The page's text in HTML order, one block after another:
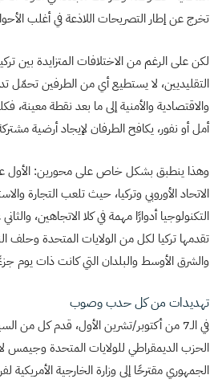
تخرج عن إطار التصريحات اللاذعة في أغلب
لكن على الرغم من الاختلافات المتزايدة بين
التقليديين، لا يستطيع أي من الطرفين تحمّل
والاقتصادية والأمنية إلى ما بعد نقطة معينة،
أمل أو نفور، يكافح الطرفان لإيجاد أرضية
وهذا ينطبق بشكل خاص على محورين: الأول
الاتحاد الأوروبي وتركيا، حيث تلعب التجارة
التكنولوجيا أدوارًا مهمة في كلا الاتجاهين،
تقدمها تركيا لكل من الولايات المتحدة وحلف
والشرق الأوسط والبلدان التي كانت ذات يوم
تهديدات من كل حدب وصوب
في الـ7 من أكتوبر/تشرين الأول، قدم كل
الحزب الديمقراطي للولايات المتحدة وجيمس
الجمهوري مقترحًا إلى وزارة الخارجية